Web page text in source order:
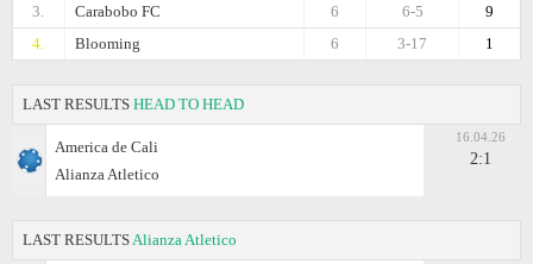
3.
Carabobo FC 9
6-5
6
4.
Blooming 1
3-17
6
LAST RESULTS HEAD TO HEAD
America de Cali
Alianza Atletico
16.04.26
2:1
LAST RESULTS Alianza Atletico